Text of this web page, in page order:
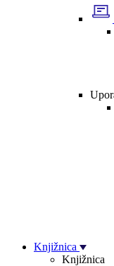
Knjižnica
Knjižnica